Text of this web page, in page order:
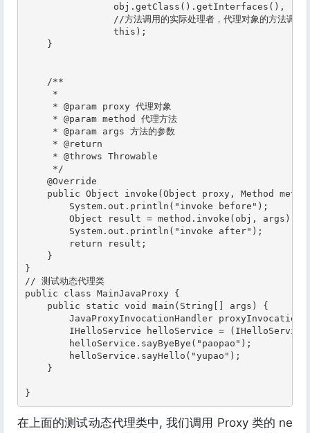
                obj.getClass().getInterfaces(),
//方法调用的实际处理者，代理对象的方法调用
                this);
    }
    /**
     *
     * @param proxy 代理对象
     * @param method 代理方法
     * @param args 方法的参数
     * @return
     * @throws Throwable
     */
    @Override
public Object invoke(Object proxy, Method
        System.out.println("invoke before");
        Object result = method.invoke(obj, args);
        System.out.println("invoke after");
        return result;
    }
}
// 测试动态代理类
public class MainJavaProxy {
    public static void main(String[] args) {
JavaProxyInvocationHandler
IHelloService helloService =
        helloService.sayByeBye("paopao");
        helloService.sayHello("yupao");
    }
}
在上面的测试动态代理类中, 我们调用 Proxy 类的 ne